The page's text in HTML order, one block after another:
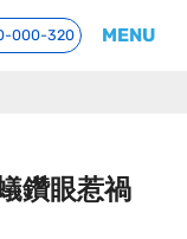
000-320 MENU
鑽眼惹禍